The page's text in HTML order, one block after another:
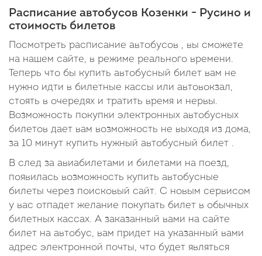
Расписание автобусов Козенки - Русино и
стоимость билетов
Посмотреть расписание автобусов , вы сможете
на нашем сайте, в режиме реального времени.
Теперь что бы купить автобусный билет вам не
нужно идти в билетные кассы или автовокзал,
стоять в очередях и тратить время и нервы.
Возможность покупки электронных автобусных
билетов дает вам возможность не выходя из дома,
за 10 минут купить нужный автобусный билет .
В след за авиабилетами и билетами на поезд,
появилась возможность купить автобусные
билеты через поисковый сайт. С новым сервисом
у вас отпадет желание покупать билет в обычных
билетных кассах. А заказанный вами на сайте
билет на автобус, вам придет на указанный вами
адрес электронной почты, что будет являться